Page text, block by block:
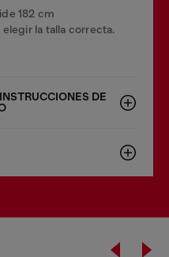
182 cm
la talla correcta.
DE